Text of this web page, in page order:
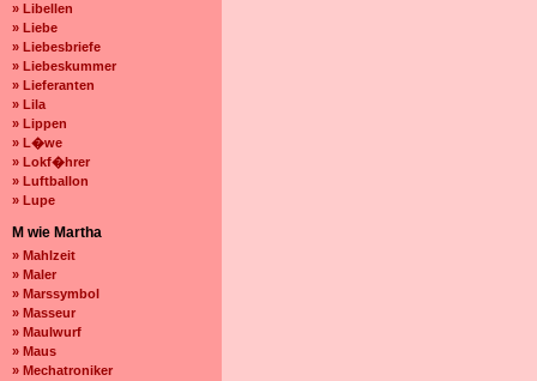
» Libellen
» Liebe
» Liebesbriefe
» Liebeskummer
» Lieferanten
» Lila
» Lippen
» L�we
» Lokf�hrer
» Luftballon
» Lupe
M wie Martha
» Mahlzeit
» Maler
» Marssymbol
» Masseur
» Maulwurf
» Maus
» Mechatroniker